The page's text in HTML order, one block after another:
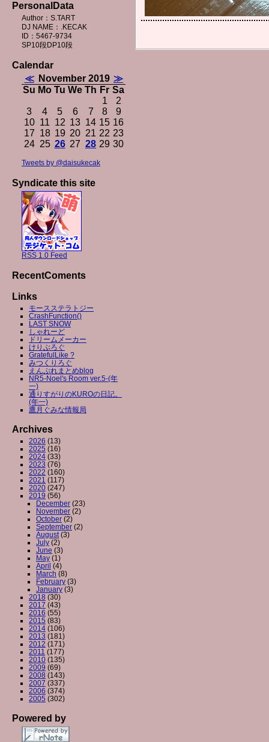
PersonalData
Author：S.TART
DJ NAME：.KECAK
ID：5467-9734
SP10段DP10段
Calendar
≪
November 2019 ≫
Su Mo Tu We Th Fr Sa
1
2
3
4 5 6 7 8
9
10 11 12 13 14 15 16
17 18 19 20 21 22 23
24 25 26 27 28 29 30
Tweets by @daisukecak
Syndicate this site
RSS 1.0 Feed
RecentComents
Links
モースステラトジー
CrashFunction()
LAST SNOW
しゃれーど
ドリームメーカー
けりぶろぐ
GratefulLike ?
みつくりろぐ
えんぷれまとめblog
NR5-Noel's Room ver.5-(年
一)
通りすがりのKUROの日記。
(年一)
鷹月ぐみな情報局
Archives
2026 (13)
2025 (16)
2024 (33)
2023 (76)
2022 (160)
2021 (117)
2020 (247)
2019 (56)
December (23)
November (2)
October (2)
September (2)
August(3)
July (2)
June (3)
May (1)
April (4)
March (8)
February (3)
January (3)
2018 (30)
2017 (43)
2016 (55)
2015 (83)
2014 (106)
2013 (181)
2012 (171)
2011 (177)
2010 (135)
2009 (69)
2008 (143)
2007 (337)
2006 (374)
2005 (302)
Powered by